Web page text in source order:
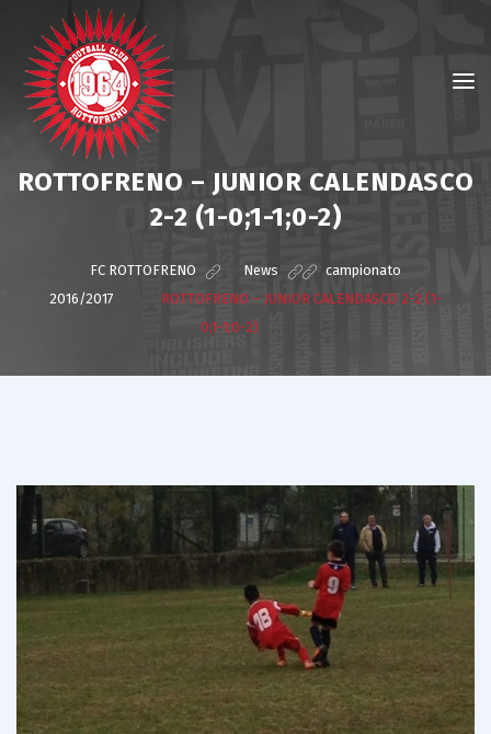
ROTTOFRENO – JUNIOR CALENDASCO
2-2 (1-0;1-1;0-2)
FC ROTTOFRENO News > campionato
2016/2017
ROTTOFRENO – JUNIOR CALENDASCO 2-2 (1-
0;1-1;0-2)